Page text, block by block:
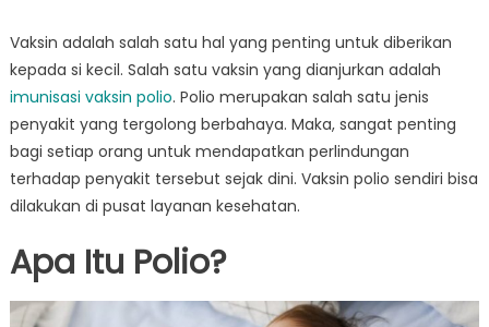
Imunisasi
Vaksin
si
Kecil
Vaksin adalah salah satu hal yang penting untuk diberikan
kepada si kecil. Salah satu vaksin yang dianjurkan adalah
imunisasi vaksin polio. Polio merupakan salah satu jenis
penyakit yang tergolong berbahaya. Maka, sangat penting
bagi setiap orang untuk mendapatkan perlindungan
terhadap penyakit tersebut sejak dini. Vaksin polio sendiri bisa
dilakukan di pusat layanan kesehatan.
Apa Itu Polio?